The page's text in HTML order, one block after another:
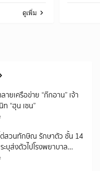
ดูเพิ่ม
ยเครือข่าย “ก๊กอาน” เจ้า
“ฮุน เซน”
ต่สวนทักษิณ รักษาตัว ชั้น 14
ะบุส่งตัวไปโรงพยาบาล